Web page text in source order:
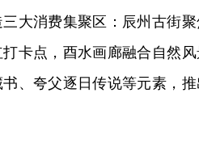
大消费集聚区：辰州古街
卡点，酉水画廊融合自然
、夸父逐日传说等元素，